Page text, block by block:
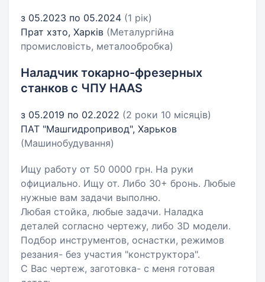
з 05.2023 по 05.2024 (1 рік)
Прат хзто, Харків (Металургійна
промисловість, металообробка)
Наладчик токарно-фрезерных
станков с ЧПУ HAAS
з 05.2019 по 02.2022 (2 роки 10 місяців)
ПАТ "Машгидропривод", Харьков
(Машинобудування)
Ищу работу от 50 0000 грн. На руки
официально. Ищу от. Либо 30+ бронь. Любые
нужные вам задачи выполню.
Любая стойка, любые задачи. Наладка
деталей согласно чертежу, либо 3D модели.
Подбор инструментов, оснастки, режимов
резания- без участия "конструктора".
С Вас чертеж, заготовка- с меня готовая